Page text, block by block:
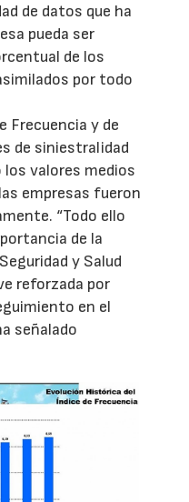
de datos que ha
pueda ser
de los
por todo
Frecuencia y de
de siniestralidad
los valores medios
empresas fueron
“Todo ello
de la
y Salud
reforzada por
en el
señalado